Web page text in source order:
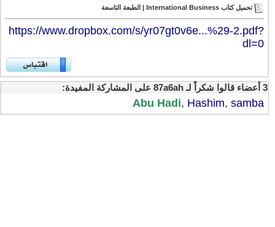
تحميل كتاب International Business | الطبعة التاسعة
https://www.dropbox.com/s/yr07gt0v6e...%29-2.pdf?
dl=0
Abu Hadi ,Hashim ,samba